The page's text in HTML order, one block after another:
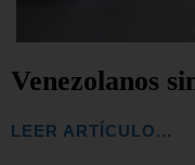
Venezolanos
LEER ARTÍCULO...